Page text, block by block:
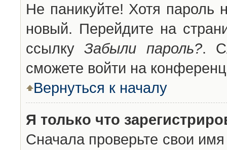
Не паникуйте! Хотя пароль
новый. Перейдите на
ссылкуЗабыли пароль?.
сможете войти на
Вернуться к началу
Я только что
Сначала проверьте свои